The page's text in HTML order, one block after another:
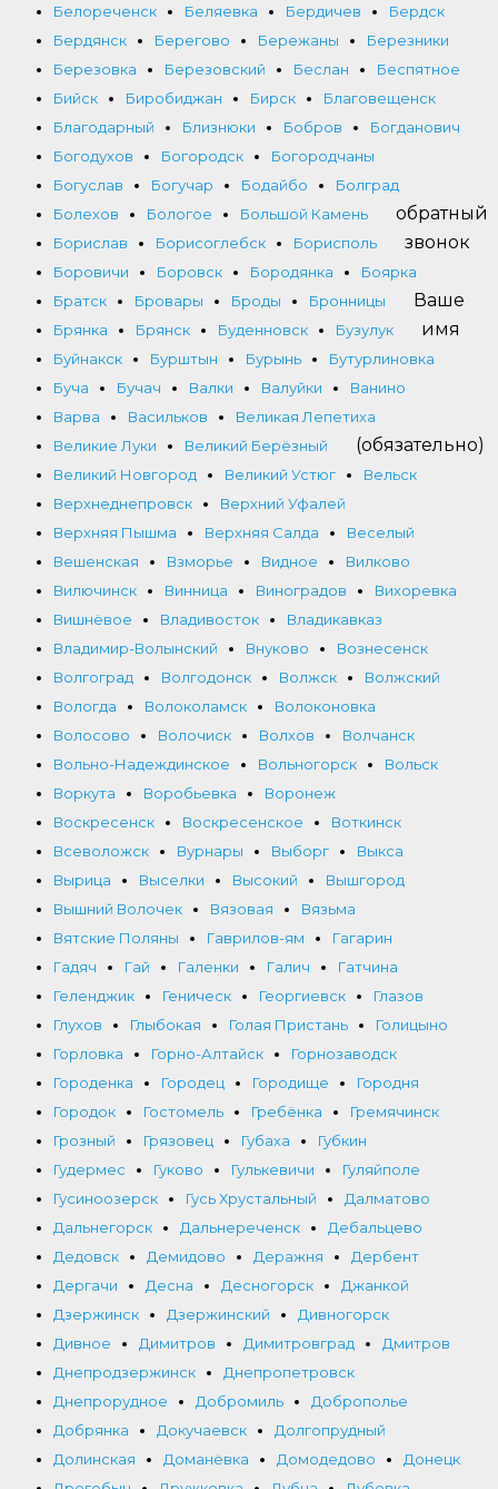
Белореченск
Беляевка Бердичев
Бердск
Бердянск
Берегово Бережаны
Березники
Березовка
Березовский Беслан
Беспятное
Бийск
Биробиджан Бирск
Благовещенск
Благодарный
Близнюки Бобров
Богданович
Богодухов
Богородск
Богородчаны
Богуслав
Богучар Бодайбо
Болград
Болехов
Бологое
Большой Камень
Борислав
Борисоглебск
Борисполь
Боровичи
Боровск Бородянка
Боярка
Братск
Бровары Броды
Бронницы
Брянка
Брянск Буденновск
Бузулук
Буйнакск
Бурштын Бурынь
Бутурлиновка
Буча
Бучач Валки Валуйки
Ванино
Варва
Васильков
Великая Лепетиха
Великие Луки
Великий Берёзный
Великий Новгород
Великий Устюг
Вельск
Верхнеднепровск
Верхний Уфалей
Верхняя Пышма
Верхняя Салда
Веселый
Вешенская
Взморье Видное
Вилково
Вилючинск
Винница Виноградов
Вихоревка
Вишнёвое
Владивосток
Владикавказ
Владимир-Волынский
Внуково
Вознесенск
Волгоград
Волгодонск Волжск
Волжский
Вологда
Волоколамск
Волоконовка
Волосово
Волочиск Волхов
Волчанск
Вольно-Надеждинское
Вольногорск
Вольск
Воркута
Воробьевка
Воронеж
Воскресенск
Воскресенское
Воткинск
Всеволожск
Вурнары Выборг
Выкса
Вырица
Выселки Высокий
Вышгород
Вышний Волочек
Вязовая
Вязьма
Вятские Поляны
Гаврилов-ям
Гагарин
Гадяч
Гай Галенки Галич
Гатчина
Геленджик
Геническ Георгиевск
Глазов
Глухов
Глыбокая Голая Пристань
Голицыно
Горловка
Горно-Алтайск
Горнозаводск
Городенка
Городец Городище
Городня
Городок
Гостомель Гребёнка
Гремячинск
Грозный
Грязовец Губаха
Губкин
Гудермес
Гуково Гулькевичи
Гуляйполе
Гусиноозерск
Гусь Хрустальный
Далматово
Дальнегорск
Дальнереченск
Дебальцево
Дедовск
Демидово Деражня
Дербент
Дергачи
Десна Десногорск
Джанкой
Дзержинск
Дзержинский
Дивногорск
Дивное
Димитров Димитровград
Дмитров
Днепродзержинск
Днепропетровск
Днепрорудное
Добромиль
Доброполье
Добрянка
Докучаевск
Долгопрудный
Долинская
Доманёвка Домодедово
Донецк
обратный
звонок
Ваше
имя
(обязательно)